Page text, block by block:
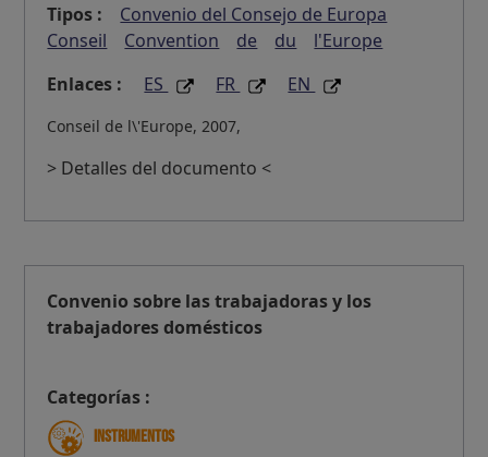
Tipos :
Convenio del Consejo de Europa
Conseil
Convention de du
l'Europe
Enlaces :
ES FR EN
Conseil de l\'Europe, 2007,
> Detalles del documento <
Convenio sobre las trabajadoras y los
trabajadores domésticos
Categorías :
Instrumentos